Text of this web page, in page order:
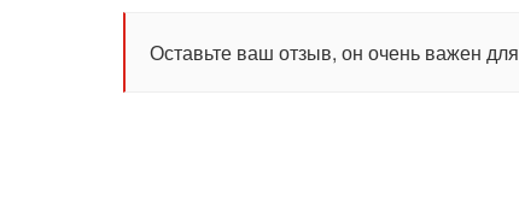
Оставьте ваш отзыв, он очень важен